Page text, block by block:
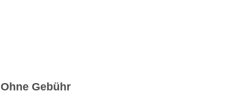
Ohne Gebühr